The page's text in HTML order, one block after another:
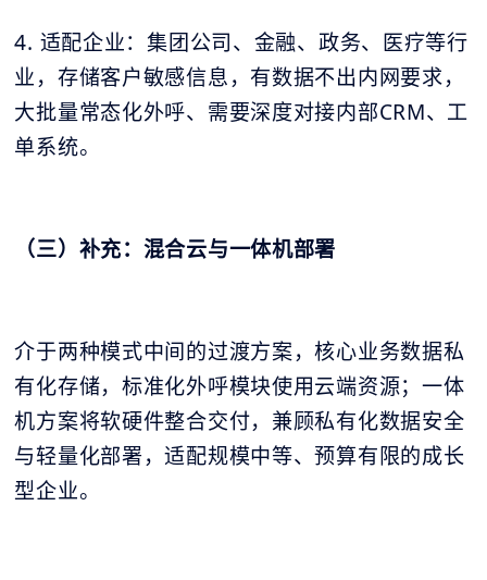
4. 适配企业：集团公司、金融、政务、医疗等行
业，存储客户敏感信息，有数据不出内网要求，
大批量常态化外呼、需要深度对接内部CRM、工
单系统。
（三）补充：混合云与一体机部署
介于两种模式中间的过渡方案，核心业务数据私
有化存储，标准化外呼模块使用云端资源；一体
机方案将软硬件整合交付，兼顾私有化数据安全
与轻量化部署，适配规模中等、预算有限的成长
型企业。